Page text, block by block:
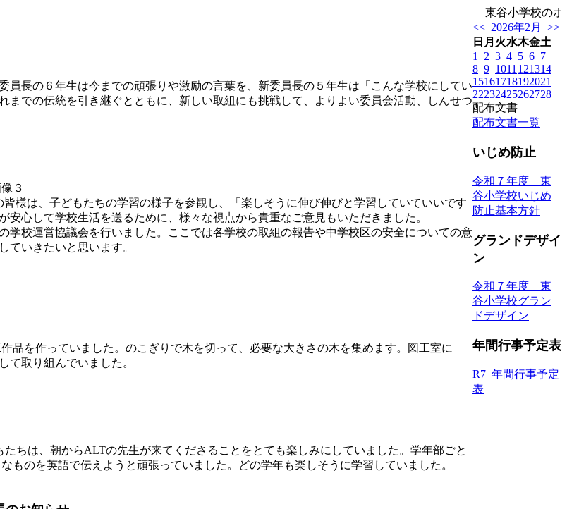
東谷小学校のホ
員長の６年生は今までの頑張りや激励の言葉を、新委員長の５年生は「こんな学校にしてい
までの伝統を引き継ぐとともに、新しい取組にも挑戦して、よりよい委員会活動、しんせつ
様は、子どもたちの学習の様子を参観し、「楽しそうに伸び伸びと学習していていいです
心して学校生活を送るために、様々な視点から貴重なご意見もいただきました。
校運営協議会を行いました。ここでは各学校の取組の報告や中学校区の安全についての意
ていきたいと思います。
品を作っていました。のこぎりで木を切って、必要な大きさの木を集めます。図工室に
て取り組んでいました。
ちは、朝からALTの先生が来てくださることをとても楽しみにしていました。学年部ごと
ものを英語で伝えようと頑張っていました。どの学年も楽しそうに学習していました。
<< 2026年2月
>>
日 月 火水木金土
1
2 3 4 5 6 7
8 9 1011 121314
15161718192021
22232425262728
配布文書
配布文書一覧
いじめ防止
令和７年度 東
谷小学校いじめ
防止基本方針
グランドデザイ
ン
令和７年度 東
谷小学校グラン
ドデザイン
年間行事予定表
R7_年間行事予定
表